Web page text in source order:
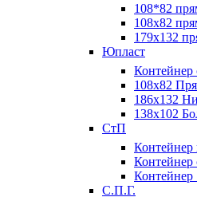
108*82
108х82
179х132
Юпласт
108х82
186х132
138х102
СтП
Контейнер
Контейнер
Контейнер
С.П.Г.